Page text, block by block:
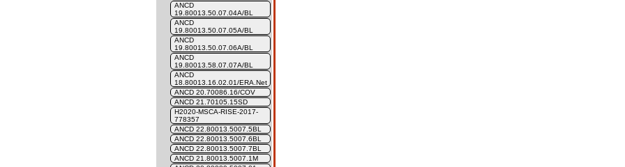
ANCD
19.80013.50.07.04A/BL
ANCD
19.80013.50.07.05A/BL
ANCD
19.80013.50.07.06A/BL
ANCD
19.80013.58.07.07A/BL
ANCD
18.80013.16.02.01/ERA.Net
ANCD 20.70086.16/COV
ANCD 21.70105.15SD
H2020-MSCA-RISE-2017-
778357
ANCD 22.80013.5007.5BL
ANCD 22.80013.5007.6BL
ANCD 22.80013.5007.7BL
ANCD 21.80013.5007.1M